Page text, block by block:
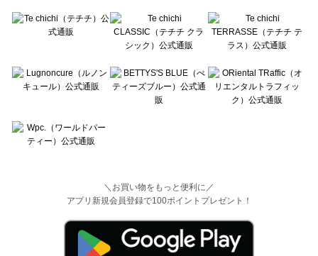
＼お買い物をもっと便利に／
アプリ新規会員登録で100ポイントプレゼント！